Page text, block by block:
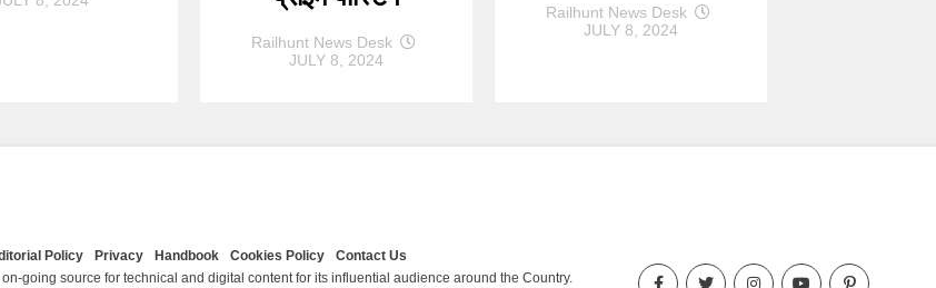
Railhunt News Desk
JULY 8, 2024
Railhunt News Desk
JULY 8, 2024
Policy Privacy Handbook Cookies Policy
Contact Us
going source for technical and digital content for its influential audience around the Country.